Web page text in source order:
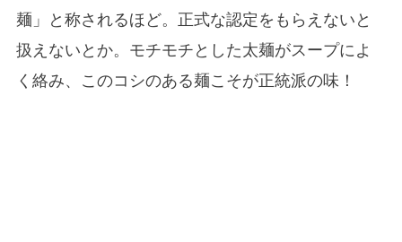
麺」と称されるほど。正式な認定をもらえないと
扱えないとか。モチモチとした太麺がスープによ
く絡み、このコシのある麺こそが正統派の味！